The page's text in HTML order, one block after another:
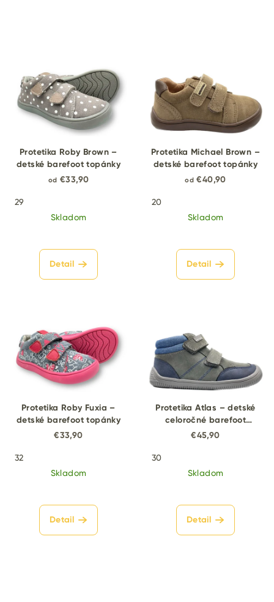
Protetika Roby Brown –
detské barefoot topánky
od €33,90
29
Skladom
Detail
Protetika Michael Brown –
detské barefoot topánky
od €40,90
20
Skladom
Detail
Protetika Roby Fuxia –
detské barefoot topánky
€33,90
32
Skladom
Detail
Protetika Atlas – detské
celoročné barefoot
topánky
€45,90
30
Skladom
Detail